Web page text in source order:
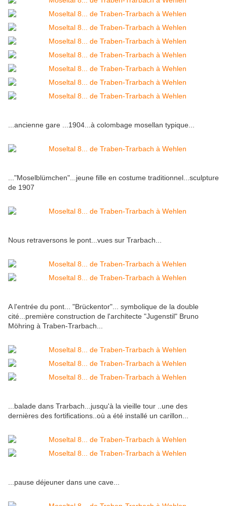
...ancienne gare ...1904...à colombage mosellan typique...
..."Moselblümchen"...jeune fille en costume traditionnel...sculpture
de 1907
Nous retraversons le pont...vues sur Trarbach...
A l'entrée du pont... "Brückentor"... symbolique de la double
cité...première construction de l'architecte "Jugenstil" Bruno
Möhring à Traben-Trarbach...
...balade dans Trarbach...jusqu'à la vieille tour ..une des
dernières des fortifications..où a été installé un carillon...
...pause déjeuner dans une cave...